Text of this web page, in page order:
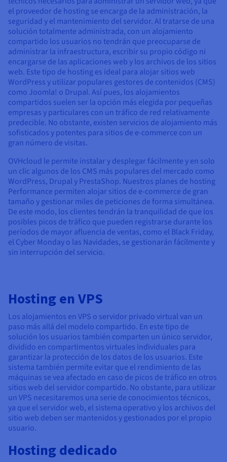
el proveedor de hosting se encarga de la administración, la
seguridad y el mantenimiento del servidor. Al tratarse de una
solución totalmente administrada, con un alojamiento
compartido los usuarios no tendrán que preocuparse de
administrar la infraestructura, escribir su propio código ni
encargarse de las aplicaciones web y los archivos de los sitios
web. Este tipo de hosting es ideal para alojar sitios web
WordPress y utilizar populares gestores de contenidos (CMS)
como Joomla! o Drupal. Así pues, los alojamientos
compartidos suelen ser la opción más elegida por pequeñas
empresas y particulares con un tráfico de red relativamente
predecible. No obstante, existen servicios de alojamiento más
sofisticados y potentes para sitios de e-commerce con un
gran número de visitas.
OVHcloud le permite instalar y desplegar fácilmente y en solo
un clic algunos de los CMS más populares del mercado como
WordPress, Drupal y PrestaShop. Nuestros planes de hosting
Performance permiten alojar sitios de e-commerce de gran
tamaño y gestionar miles de peticiones de forma simultánea.
De este modo, los clientes tendrán la tranquilidad de que los
posibles picos de tráfico que pueden registrarse durante los
períodos de mayor afluencia de ventas, como el Black Friday,
el Cyber Monday o las Navidades, se gestionarán fácilmente y
sin interrupción del servicio.
Hosting en VPS
Los alojamientos en VPS o servidor privado virtual van un
paso más allá del modelo compartido. En este tipo de
solución los usuarios también comparten un único servidor,
dividido en compartimentos virtuales individuales para
garantizar la protección de los datos de los usuarios. Este
sistema también permite evitar que el rendimiento de las
máquinas se vea afectado en caso de picos de tráfico en otros
sitios web del servidor compartido. No obstante, para utilizar
un VPS necesitaremos una serie de conocimientos técnicos,
ya que el servidor web, el sistema operativo y los archivos del
sitio web deben ser mantenidos y gestionados por el propio
usuario.
Hosting dedicado